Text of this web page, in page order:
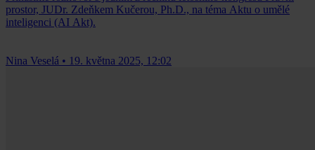
prostor, JUDr. Zdeňkem Kučerou, Ph.D., na téma Aktu o umělé
inteligenci (AI Akt).
Nina Veselá • 19. května 2025, 12:02